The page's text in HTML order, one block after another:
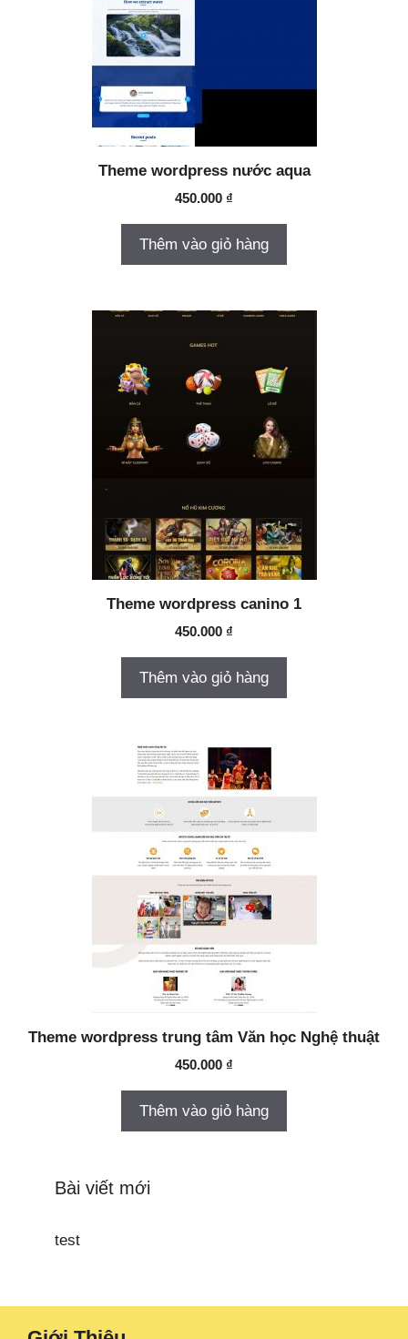
Theme wordpress nước aqua
450.000 ₫
Thêm vào giỏ hàng
Theme wordpress canino 1
450.000 ₫
Thêm vào giỏ hàng
Theme wordpress trung tâm Văn học Nghệ thuật
450.000 ₫
Thêm vào giỏ hàng
Bài viết mới
test